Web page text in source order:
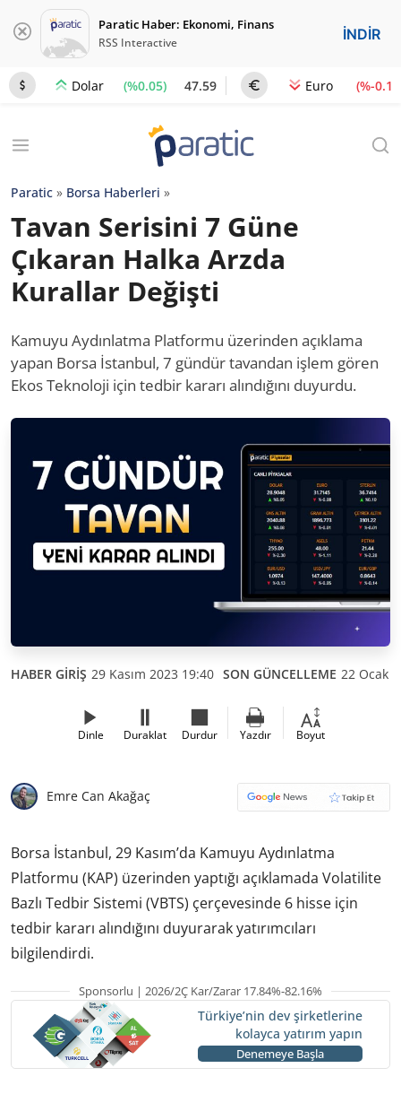
Paratic Haber: Ekonomi, Finans
RSS Interactive İNDİR
Dolar (%0.05) 47.59 Euro (%-0.1)
Paratic » Borsa Haberleri »
Tavan Serisini 7 Güne
Çıkaran Halka Arzda
Kurallar Değişti
Kamuyu Aydınlatma Platformu üzerinden açıklama
yapan Borsa İstanbul, 7 gündür tavandan işlem gören
Ekos Teknoloji için tedbir kararı alındığını duyurdu.
HABER GİRİŞ 29 Kasım 2023 19:40 SON GÜNCELLEME 22 Ocak
Dinle Duraklat Durdur Yazdır Boyut
Emre Can Akağaç
Borsa İstanbul, 29 Kasım’da Kamuyu Aydınlatma
Platformu (KAP) üzerinden yaptığı açıklamada Volatilite
Bazlı Tedbir Sistemi (VBTS) çerçevesinde 6 hisse için
tedbir kararı alındığını duyurarak yatırımcıları
bilgilendirdi.
Sponsorlu | 2026/2Ç Kar/Zarar 17.84%-82.16%
Türkiye’nin dev şirketlerine
kolayca yatırım yapın
Denemeye Başla